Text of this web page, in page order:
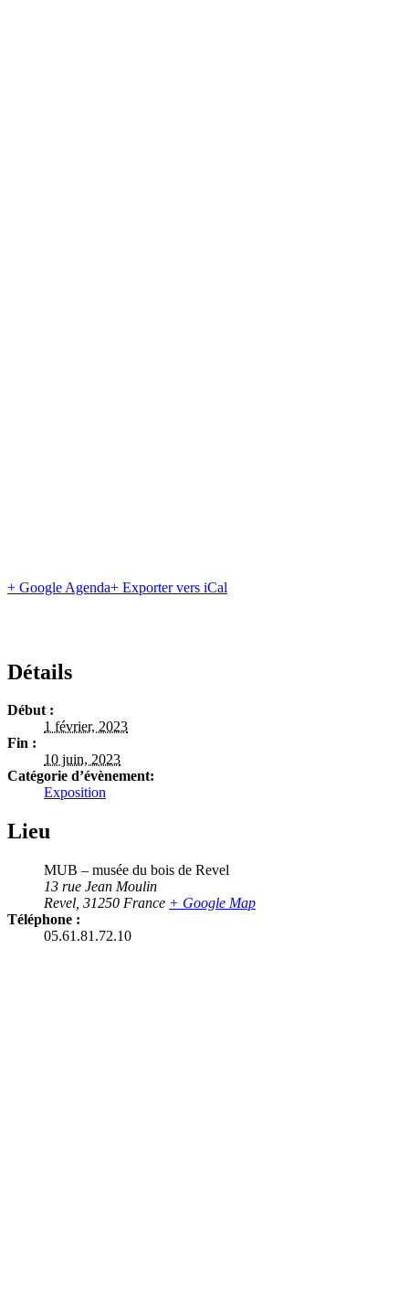
+ Google Agenda+ Exporter vers iCal
Détails
Début :
1 février, 2023
Fin :
10 juin, 2023
Catégorie d’évènement:
Exposition
Lieu
MUB – musée du bois de Revel
13 rue Jean Moulin
Revel 31250 France + Google Map
Téléphone :
05.61.81.72.10